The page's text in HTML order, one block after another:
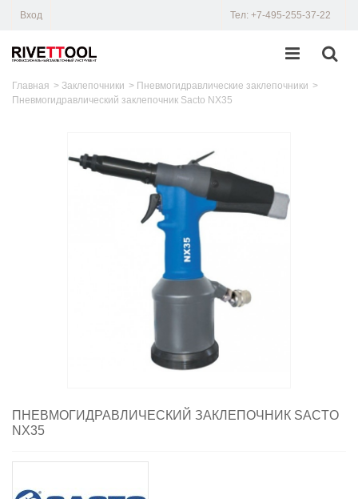
Вход Тел: +7-495-255-37-22
Главная > Заклепочники > Пневмогидравлические заклепочники >
Пневмогидравлический заклепочник Sacto NX35
ПНЕВМОГИДРАВЛИЧЕСКИЙ ЗАКЛЕПОЧНИК SACTO
NX35